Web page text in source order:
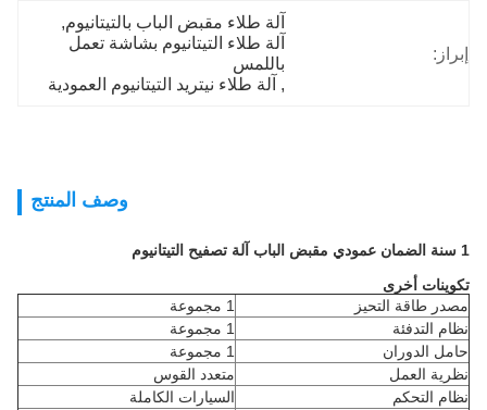
إبراز:
آلة طلاء مقبض الباب بالتيتانيوم,
آلة طلاء التيتانيوم بشاشة تعمل
باللمس
, آلة طلاء نيتريد التيتانيوم العمودية
وصف المنتج
1 سنة الضمان عمودي مقبض الباب آلة تصفيح التيتانيوم
تكوينات أخرى
مصدر طاقة التحيز
نظام التدفئة
حامل الدوران
نظرية العمل
متعدد القوس
نظام التحكم
السيارات الكاملة